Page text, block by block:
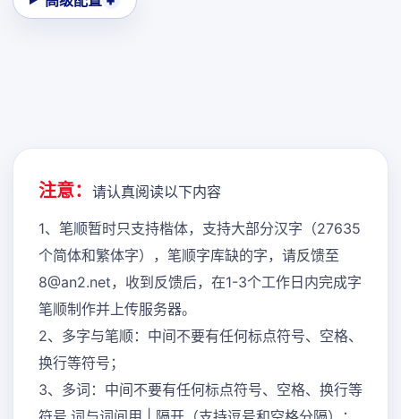
注意： 请认真阅读以下内容
1、笔顺暂时只支持楷体，支持大部分汉字（27635
个简体和繁体字），笔顺字库缺的字，请反馈至
8@an2.net，收到反馈后，在1-3个工作日内完成字
笔顺制作并上传服务器。
2、多字与笔顺：中间不要有任何标点符号、空格、
换行等符号；
3、多词：中间不要有任何标点符号、空格、换行等